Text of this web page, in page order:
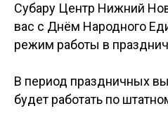
Субару Центр Нижний
вас с Днём Народного
режим работы в
В период праздничных
будет работать по